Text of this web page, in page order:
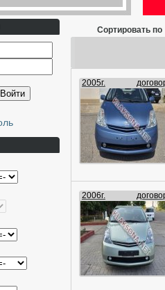
Войти
Сортировать по
2005г.
2006г.